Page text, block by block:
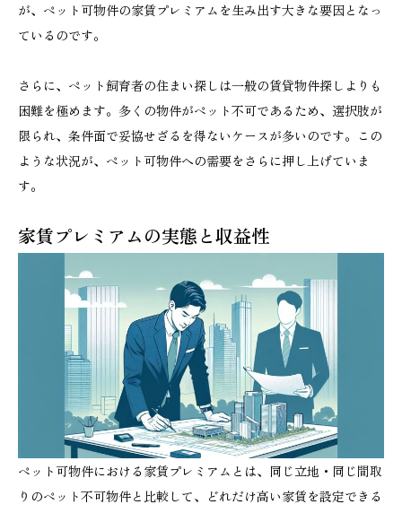
が、ペット可物件の家賃プレミアムを生み出す大きな要因となっ
ているのです。
さらに、ペット飼育者の住まい探しは一般の賃貸物件探しよりも
困難を極めます。多くの物件がペット不可であるため、選択肢が
限られ、条件面で妥協せざるを得ないケースが多いのです。この
ような状況が、ペット可物件への需要をさらに押し上げていま
す。
家賃プレミアムの実態と収益性
ペット可物件における家賃プレミアムとは、同じ立地・同じ間取
りのペット不可物件と比較して、どれだけ高い家賃を設定できる